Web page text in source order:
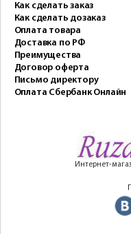
Как сделать заказ
Как сделать дозаказ
Оплата товара
Доставка по РФ
Преимущества
Договор оферта
Письмо директору
Оплата Сбербанк Онлайн
Интернет-